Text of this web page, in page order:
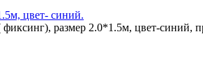
цвет- синий.
фиксинг), размер 2.0*1.5м, цвет-синий,